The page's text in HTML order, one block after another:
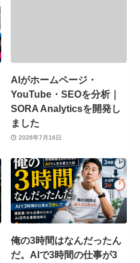
AIがホームページ・
YouTube・SEOを分析｜
SORA Analyticsを開発し
ました
2026年7月16日
俺の3時間はなんだったん
だ。AIで3時間の仕事が3